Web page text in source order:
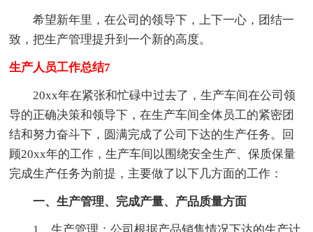
希望新年里，在公司的领导下，上下一心，团结一
致，把生产管理提升到一个新的高度。
生产人员工作总结7
20xx年在紧张和忙碌中过去了，生产车间在公司领
导的正确决策和领导下，在生产车间全体员工的紧密团
结和努力奋斗下，圆满完成了公司下达的生产任务。回
顾20xx年的工作，生产车间以围绕安全生产、保质保量
完成生产任务为前提，主要做了以下几方面的工作：
一、生产管理、完成产量、产品质量方面